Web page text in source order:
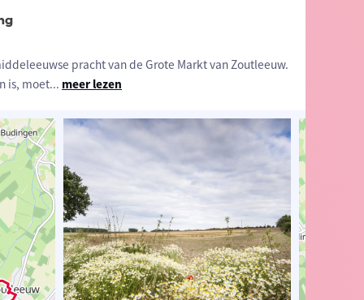
pracht van de Grote Markt van Zoutleeuw.
is, moet... meer lezen